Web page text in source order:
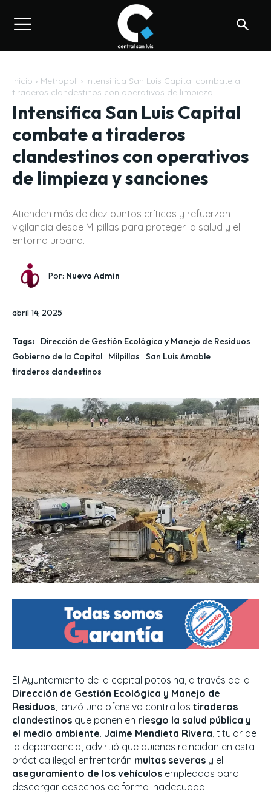
Inicio Metropoli
Intensifica San Luis Capital combate a
tiraderos clandestinos con operativos de limpieza...
Intensifica San Luis Capital
combate a tiraderos
clandestinos con operativos
de limpieza y sanciones
Atienden más de diez puntos críticos y refuerzan
vigilancia desde Milpillas para proteger la salud y el
entorno urbano.
Por: Nuevo Admin
abril 14, 2025
Tags:
Dirección de Gestión Ecológica y Manejo de Residuos
Gobierno de la Capital
Milpillas
San Luis Amable
tiraderos clandestinos
El Ayuntamiento de la capital potosina, a través de la
Dirección de Gestión Ecológica y Manejo de
Residuos, lanzó una ofensiva contra los tiraderos
clandestinos que ponen en riesgo la salud pública y
el medio ambiente. Jaime Mendieta Rivera, titular de
la dependencia, advirtió que quienes reincidan en esta
práctica ilegal enfrentarán multas severas y el
aseguramiento de los vehículos empleados para
descargar desechos de forma inadecuada.